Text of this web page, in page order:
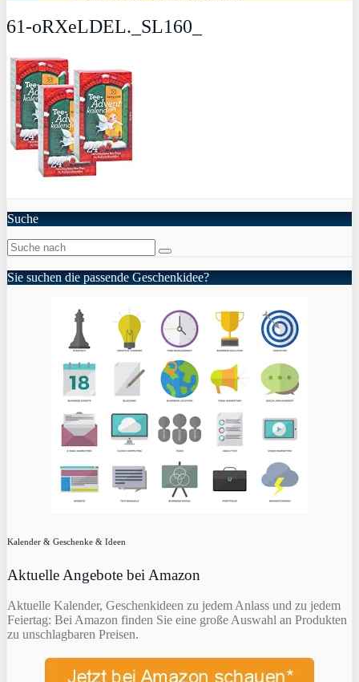
61-oRXeLDEL._SL160_
Suche
Sie suchen die passende Geschenkidee?
Kalender & Geschenke & Ideen
Aktuelle Angebote bei Amazon
Aktuelle Kalender, Geschenkideen zu jedem Anlass und zu jedem
Feiertag: Bei Amazon finden Sie eine große Auswahl an Produkten
zu unschlagbaren Preisen.